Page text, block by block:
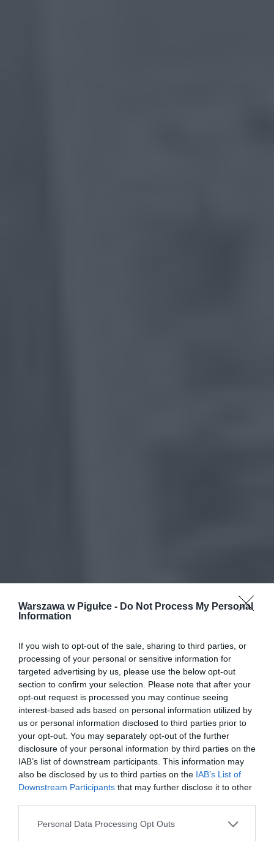
Warszawa w Pigułce - Do Not Process My Personal
Information
If you wish to opt-out of the sale, sharing to third parties, or
processing of your personal or sensitive information for
targeted advertising by us, please use the below opt-out
section to confirm your selection. Please note that after your
opt-out request is processed you may continue seeing
interest-based ads based on personal information utilized by
us or personal information disclosed to third parties prior to
your opt-out. You may separately opt-out of the further
disclosure of your personal information by third parties on the
IAB’s list of downstream participants. This information may
also be disclosed by us to third parties on the IAB’s List of
Downstream Participants that may further disclose it to other
Personal Data Processing Opt Outs